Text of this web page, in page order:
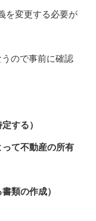
を変更する必要が
ので事前に確認
する）
て不動産の所有
類の作成）